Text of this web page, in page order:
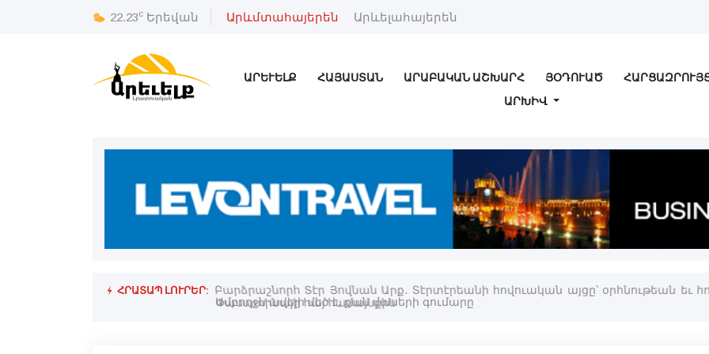
22.23c Երեվան Արևմտահայերեն Արևելահայերեն
ԱՐԵՒԵԼՔ ՀԱՅԱՍՏԱՆ ԱՐԱԲԱԿԱՆ ԱՇԽԱՐՀ ՅՕԴՈՒԱԾ
ԱՐԽԻՎ
ՀՐԱՏԱՊ ԼՈՒՐԵՐ: Բարձրաշնորհ Տէր Յովնան Արք. Տէրտէրեանի հովուական այցը՝ օրհնութեան եւ
Փասատինայի հայ համայնքին